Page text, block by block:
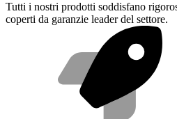
Tutti i nostri prodotti soddisfano
coperti da garanzie leader del settore.